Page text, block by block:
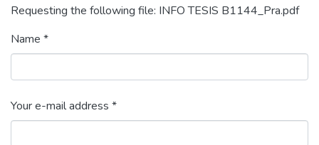
Requesting the following file: INFO TESIS B1144_Pra.pdf
Name *
Your e-mail address *